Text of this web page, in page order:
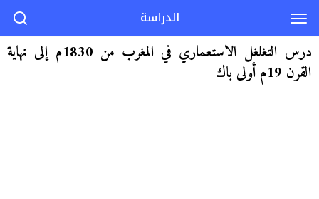
درس التغلغل الاستعماري في المغرب من 1830م إلى نهاية
القرن 19م أولى باك
الدراسة